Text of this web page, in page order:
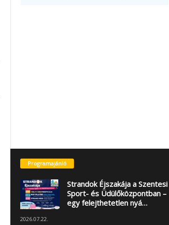
Programajánló
Strandok Éjszakája a Szentesi
Sport- és Üdülőközpontban –
egy felejthetetlen nyá…
2026.07.22.